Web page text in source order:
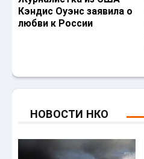
Кэндис Оуэнс заявила о
любви к России
НОВОСТИ НКО